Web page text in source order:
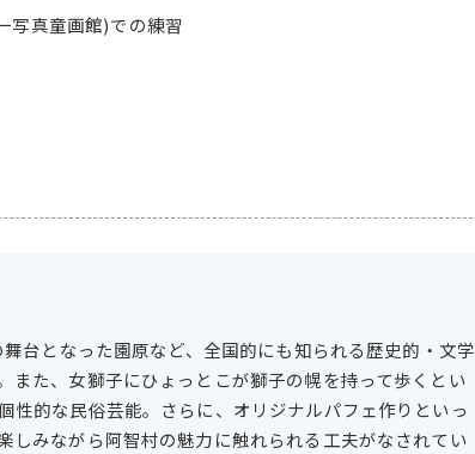
写真童画館)での練習
舞台となった園原など、全国的にも知られる歴史的・文学
た、女獅子にひょっとこが獅子の幌を持って歩くとい
的な民俗芸能。さらに、オリジナルパフェ作りといっ
みながら阿智村の魅力に触れられる工夫がなされてい